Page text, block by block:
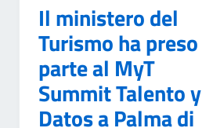
Il ministero del
Turismo ha preso
parte al MyT
Summit Talento y
Datos a Palma di